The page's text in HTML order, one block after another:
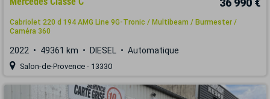
Cabriolet 220 d 194 AMG Line 9G-Tronic / Multibeam / Burmester /
Caméra 360
2022 49361 km DIESEL Automatique
Salon-de-Provence - 13330